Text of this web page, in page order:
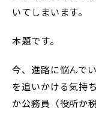
いてしまいます。
本題です。
今、進路に悩んで
を追いかける気持
か公務員（役所か